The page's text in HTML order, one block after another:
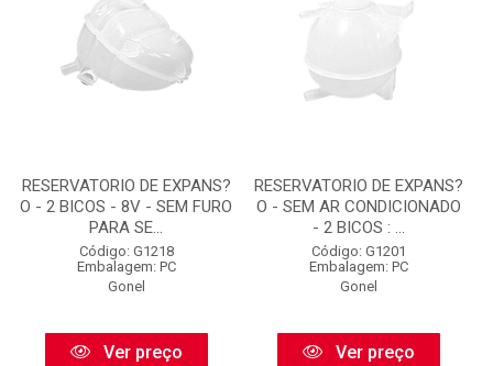
RESERVATORIO DE EXPANS?
O - 2 BICOS - 8V - SEM FURO
PARA SE...
Código: G1218
Embalagem: PC
Gonel
Ver preço
RESERVATORIO DE EXPANS?
O - SEM AR CONDICIONADO
- 2 BICOS : ...
Código: G1201
Embalagem: PC
Gonel
Ver preço